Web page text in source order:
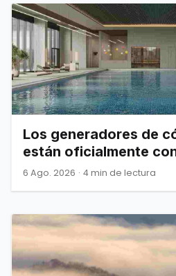
Los generadores de
están oficialmente
Joel Spolsky nos lo
6 Ago. 2026 · 4 min de lectura